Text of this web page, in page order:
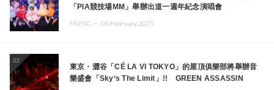
「PIA競技場MM」舉辦出道一週年紀念演唱會
MUSIC ・ 04.February.2025
03
東京・澀谷「CÉ LA VI TOKYO」的屋頂俱樂部將舉辦音
樂盛會「Sky‘s The Limit」!! GREEN ASSASSIN